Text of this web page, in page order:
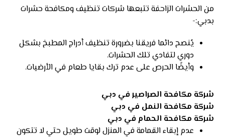
من الحشرات الزاحفة تتبعها شركات تنظيف ومكافحة حشرات
بدبي:-
يُنصح دائما فريقنا بضرورة تنظيف أدراج المطبخ بشكل
دوري لتفادي تلك الحشرات.
وأيضًا الحرص على عدم ترك بقايا طعام في الأرضيات.
شركة مكافحة الصراصير في دبي
شركة مكافحة النمل في دبي
شركة مكافحة الحمام في دبي
عدم إبقاء القمامة في المنزل لوقت طويل حتي لا تتكون